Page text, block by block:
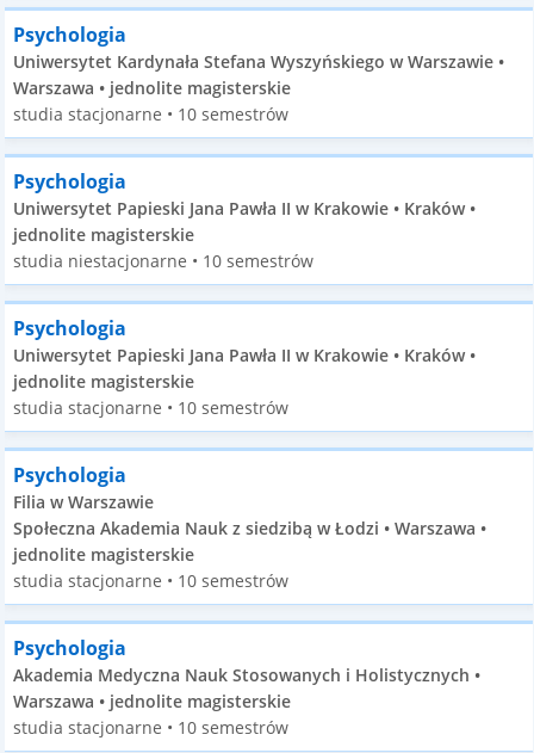
Psychologia
Uniwersytet Kardynała Stefana Wyszyńskiego w Warszawie •
Warszawa • jednolite magisterskie
studia stacjonarne • 10 semestrów
Psychologia
Uniwersytet Papieski Jana Pawła II w Krakowie • Kraków •
jednolite magisterskie
studia niestacjonarne • 10 semestrów
Psychologia
Uniwersytet Papieski Jana Pawła II w Krakowie • Kraków •
jednolite magisterskie
studia stacjonarne • 10 semestrów
Psychologia
Filia w Warszawie
Społeczna Akademia Nauk z siedzibą w Łodzi • Warszawa •
jednolite magisterskie
studia stacjonarne • 10 semestrów
Psychologia
Akademia Medyczna Nauk Stosowanych i Holistycznych •
Warszawa • jednolite magisterskie
studia stacjonarne • 10 semestrów